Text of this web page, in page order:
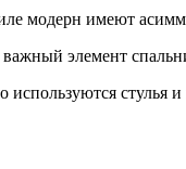
модерн имеют
элемент
используются